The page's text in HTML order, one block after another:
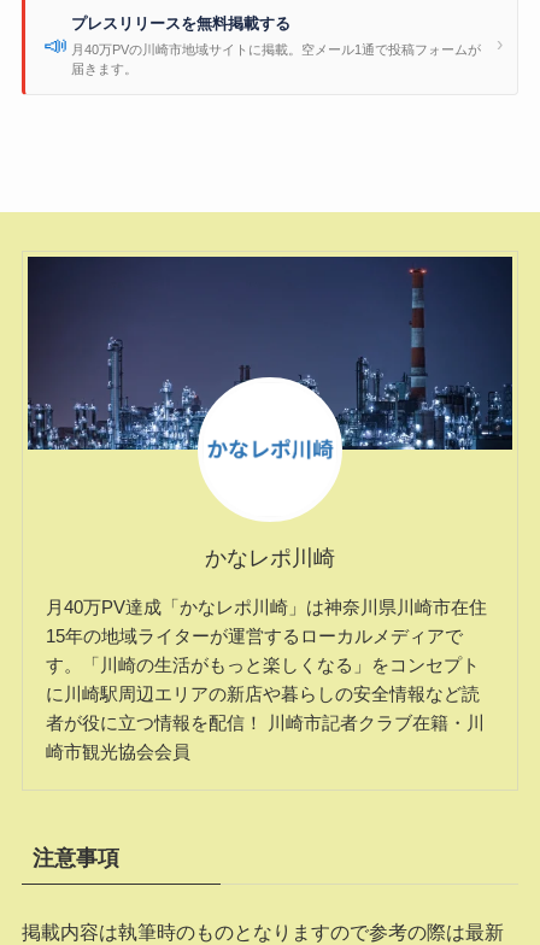
📣
プレスリリースを無料掲載する
月40万PVの川崎市地域サイトに掲載。空メール1通で投稿フォームが
届きます。
›
かなレポ川崎
月40万PV達成「かなレポ川崎」は神奈川県川崎市在住
15年の地域ライターが運営するローカルメディアで
す。「川崎の生活がもっと楽しくなる」をコンセプト
に川崎駅周辺エリアの新店や暮らしの安全情報など読
者が役に立つ情報を配信！ 川崎市記者クラブ在籍・川
崎市観光協会会員
注意事項
掲載内容は執筆時のものとなりますので参考の際は最新